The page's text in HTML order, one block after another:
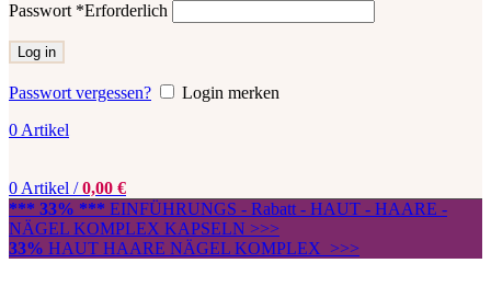
Passwort *Erforderlich
Log in
Passwort vergessen?
Login merken
0 Artikel
0 Artikel / 0,00 €
*** 33% *** EINFÜHRUNGS - Rabatt - HAUT - HAARE -
NÄGEL KOMPLEX KAPSELN >>>
33% HAUT HAARE NÄGEL KOMPLEX >>>